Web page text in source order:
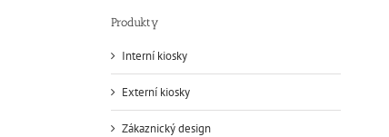
Produkty
Interní kiosky
Externí kiosky
Zákaznický design